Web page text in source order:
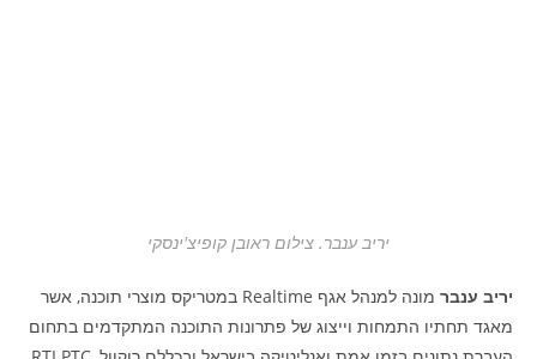
יריב ענבר. צילום ראובן קופיצ'ינסקי
יריב ענבר
מונה למנהל אגף Realtime במטריקס מוצרי תוכנה, אשר
מאגד תחתיו התמחות וייצוג של פתרונות התוכנה המתקדמים בתחום